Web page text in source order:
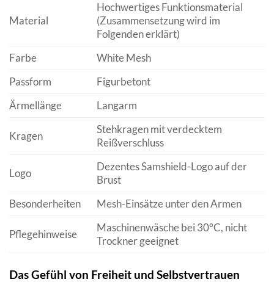
Material
Hochwertiges Funktionsmaterial
(Zusammensetzung wird im
Folgenden erklärt)
Farbe
White Mesh
Passform
Figurbetont
Ärmellänge
Langarm
Kragen
Stehkragen mit verdecktem
Reißverschluss
Logo
Dezentes Samshield-Logo auf der
Brust
Besonderheiten
Mesh-Einsätze unter den Armen
Pflegehinweise
Maschinenwäsche bei 30°C, nicht
Trockner geeignet
Das Gefühl von Freiheit und Selbstvertrauen